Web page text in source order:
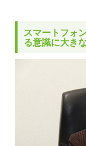
スマートフォ
る意識に大き